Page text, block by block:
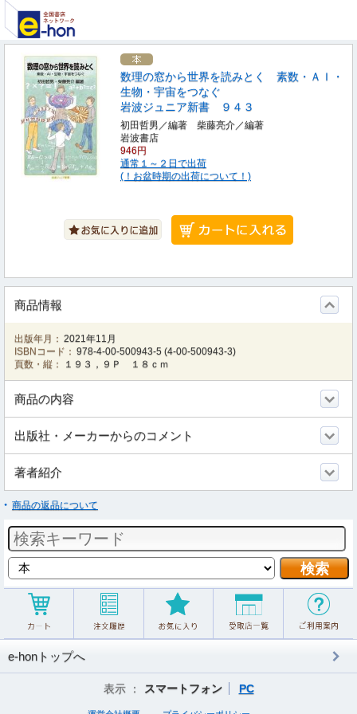
数理の窓から世界を読みとく 素数・ＡＩ・
生物・宇宙をつなぐ
岩波ジュニア新書 ９４３
初田哲男／編著 柴藤亮介／編著
岩波書店
946円
通常１～２日で出荷
(！お盆時期の出荷について！)
商品情報
出版年月： 2021年11月
ISBNコード： 978-4-00-500943-5 (4-00-500943-3)
頁数・縦：
１９３，９Ｐ １８ｃｍ
商品の内容
出版社・メーカーからのコメント
著者紹介
商品の返品について
e-honトップへ
表示 ： スマートフォン PC